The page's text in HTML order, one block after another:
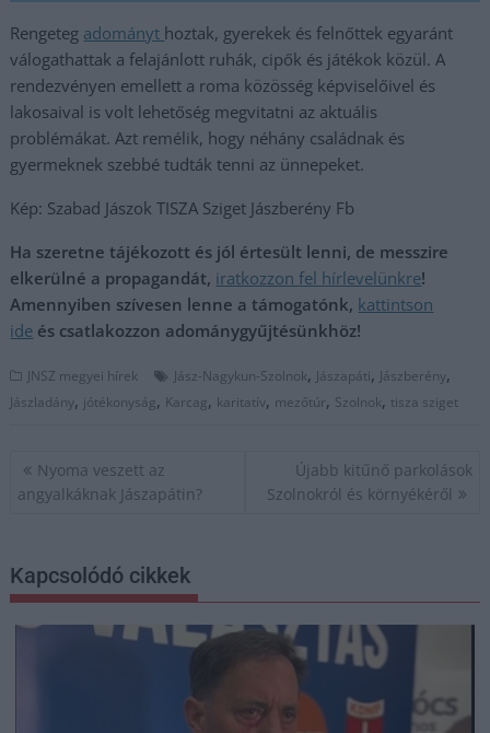
Rengeteg adományt hoztak, gyerekek és felnőttek egyaránt
válogathattak a felajánlott ruhák, cipők és játékok közül. A
rendezvényen emellett a roma közösség képviselőivel és
lakosaival is volt lehetőség megvitatni az aktuális
problémákat. Azt remélik, hogy néhány családnak és
gyermeknek szebbé tudták tenni az ünnepeket.
Kép: Szabad Jászok TISZA Sziget Jászberény Fb
Ha szeretne tájékozott és jól értesült lenni, de messzire
elkerülné a propagandát, iratkozzon fel hírlevelünkre!
Amennyiben szívesen lenne a támogatónk, kattintson
ide és csatlakozzon adománygyűjtésünkhöz!
JNSZ megyei hírek Jász-Nagykun-Szolnok, Jászapáti, Jászberény,
Jászladány, jótékonyság, Karcag, karitatív, mezőtúr, Szolnok, tisza sziget
Bejegyzés
navigáció
Nyoma veszett az
angyalkáknak Jászapátin?
Újabb kitűnő parkolások
Szolnokról és környékéről
Kapcsolódó cikkek